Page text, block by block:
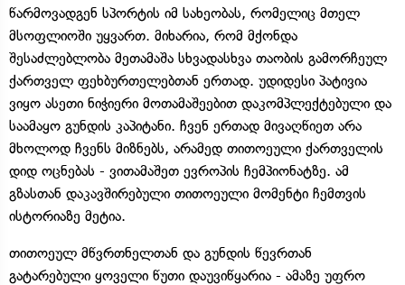
წარმოვადგენ სპორტის იმ სახეობას, რომელიც მთელ
მსოფლიოში უყვართ. მიხარია, რომ მქონდა
შესაძლებლობა მეთამაშა სხვადასხვა თაობის გამორჩეულ
ქართველ ფეხბურთელებთან ერთად. უდიდესი პატივია
ვიყო ასეთი ნიჭიერი მოთამაშეებით დაკომპლექტებული და
საამაყო გუნდის კაპიტანი. ჩვენ ერთად მივაღწიეთ არა
მხოლოდ ჩვენს მიზნებს, არამედ თითოეული ქართველის
დიდ ოცნებას - ვითამაშეთ ევროპის ჩემპიონატზე. ამ
გზასთან დაკავშირებული თითოეული მომენტი ჩემთვის
ისტორიაზე მეტია.
თითოეულ მწვრთნელთან და გუნდის წევრთან
გატარებული ყოველი წუთი დაუვიწყარია - ამაზე უფრო